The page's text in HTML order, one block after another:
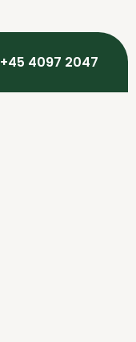
+45 4097 2047